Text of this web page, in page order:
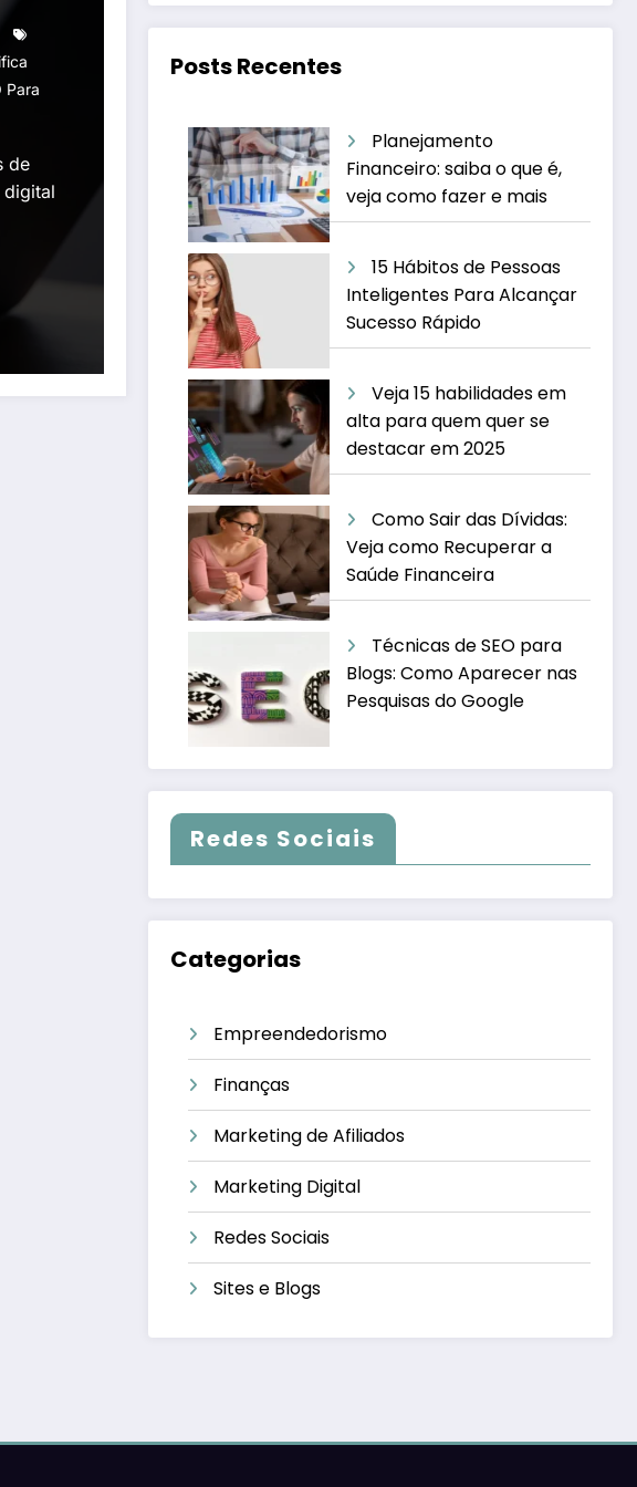
Para
de
digital
Posts Recentes
Planejamento
Financeiro: saiba o que é,
veja como fazer e mais
15 Hábitos de Pessoas
Inteligentes Para Alcançar
Sucesso Rápido
Veja 15 habilidades em
alta para quem quer se
destacar em 2025
Como Sair das Dívidas:
Veja como Recuperar a
Saúde Financeira
Técnicas de SEO para
Blogs: Como Aparecer nas
Pesquisas do Google
Redes Sociais
Categorias
Empreendedorismo
Finanças
Marketing de Afiliados
Marketing Digital
Redes Sociais
Sites e Blogs